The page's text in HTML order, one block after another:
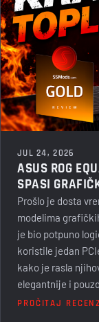
JUL 24, 2026
ASUS ROG
SPASI
Prošlo je dosta
modelima
je bio potpuno
koristile jedan
kako je rasla
elegantnije i
PROČITAJ